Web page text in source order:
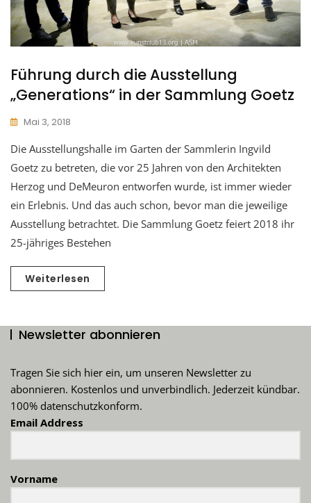
Führung durch die Ausstellung
„Generations“ in der Sammlung Goetz
Mai 3, 2018
Die Ausstellungshalle im Garten der Sammlerin Ingvild
Goetz zu betreten, die vor 25 Jahren von den Architekten
Herzog und DeMeuron entworfen wurde, ist immer wieder
ein Erlebnis. Und das auch schon, bevor man die jeweilige
Ausstellung betrachtet. Die Sammlung Goetz feiert 2018 ihr
25-jähriges Bestehen
Weiterlesen
Newsletter abonnieren
Tragen Sie sich hier ein, um unseren Newsletter zu
abonnieren. Kostenlos und unverbindlich. Jederzeit kündbar.
100% datenschutzkonform.
Email Address
Vorname